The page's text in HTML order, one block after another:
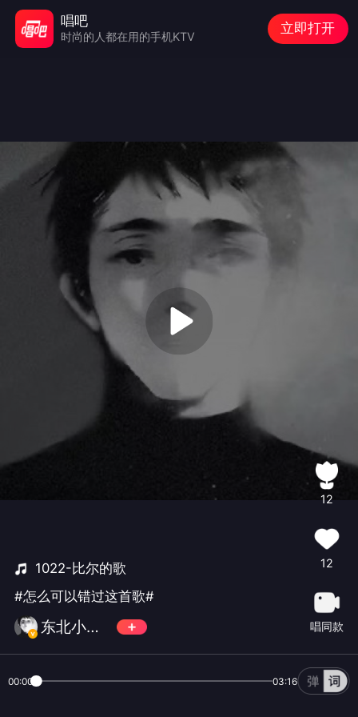
1022-比尔的歌
#怎么可以错过这首歌#
东北小哪吒💨
12
12
唱同款
00:00 03:16
唱吧
时尚的人都在用的手机KTV
立即打开